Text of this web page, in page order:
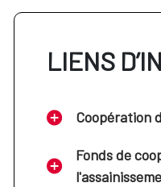
LIENS
Coopération
Fonds de